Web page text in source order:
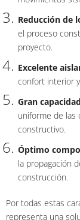
Reducción de
el proceso
proyecto.
Excelente
confort interior
Gran
uniforme de las
constructivo.
Óptimo
la propagación
construcción.
Por todas estas
representa una